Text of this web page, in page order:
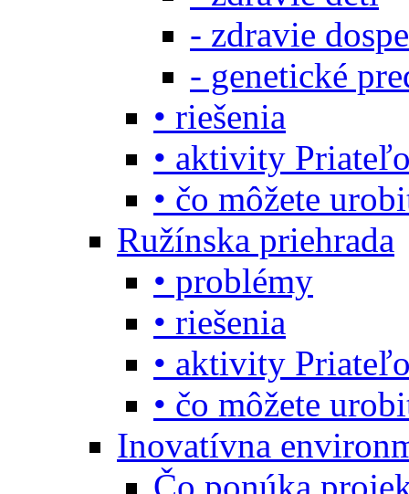
- zdravie
- genetické
• riešenia
• aktivity
• čo môžete
Ružínska priehrada
• problémy
• riešenia
• aktivity
• čo môžete
Inovatívna
Čo ponúka